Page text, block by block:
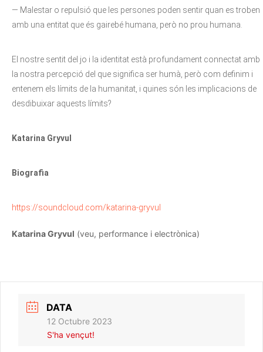
— Malestar o repulsió que les persones poden sentir quan es troben
amb una entitat que és gairebé humana, però no prou humana.
El nostre sentit del jo i la identitat està profundament connectat amb
la nostra percepció del que significa ser humà, però com definim i
entenem els límits de la humanitat, i quines són les implicacions de
desdibuixar aquests límits?
Katarina Gryvul
Biografia
https://soundcloud.com/katarina-gryvul
Katarina Gryvul (veu, performance i electrònica)
DATA
12 Octubre 2023
S'ha vençut!